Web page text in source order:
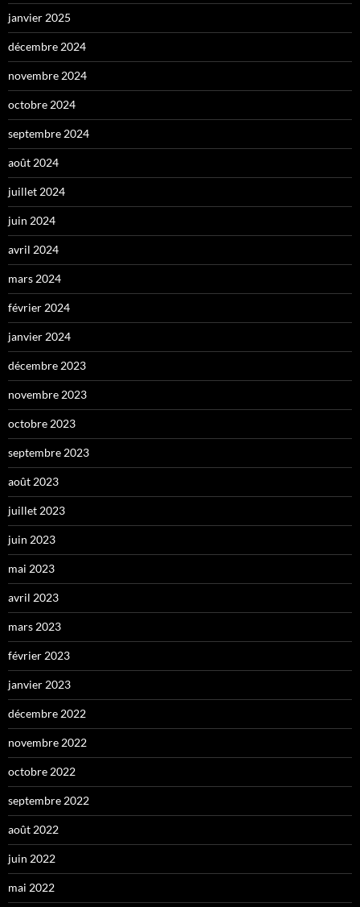
janvier 2025
décembre 2024
novembre 2024
octobre 2024
septembre 2024
août 2024
juillet 2024
juin 2024
avril 2024
mars 2024
février 2024
janvier 2024
décembre 2023
novembre 2023
octobre 2023
septembre 2023
août 2023
juillet 2023
juin 2023
mai 2023
avril 2023
mars 2023
février 2023
janvier 2023
décembre 2022
novembre 2022
octobre 2022
septembre 2022
août 2022
juin 2022
mai 2022